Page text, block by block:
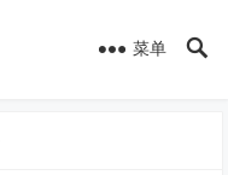
菜单